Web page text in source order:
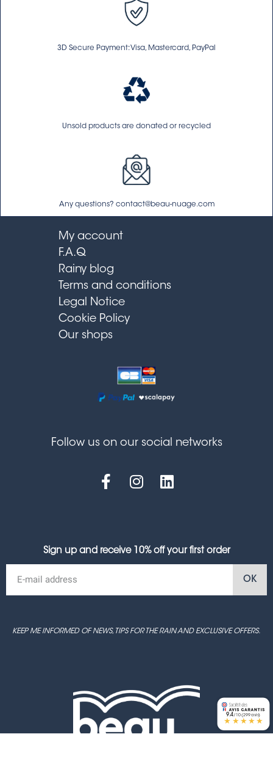
3D Secure Payment: Visa, Mastercard, PayPal
Unsold products are donated or recycled
Any questions? contact@beau-nuage.com
My account
F.A.Q
Rainy blog
Terms and conditions
Legal Notice
Cookie Policy
Our shops
Follow us on our social networks
Sign up and receive 10% off your first order
OK
KEEP ME INFORMED OF NEWS, TIPS FOR THE RAIN AND EXCLUSIVE OFFERS.
9.4/10 (299 avis)
★★★★★